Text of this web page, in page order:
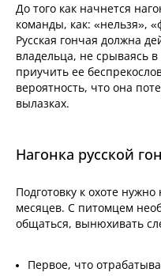
До того как начнется
команды, как: «нельзя»,
Русская гончая должна
владельца, не срываясь
приучить ее
вероятность, что она
вылазках.
Нагонка русской
Подготовку к охоте
месяцев. С питомцем
общаться, вынюхивать
Первое, что